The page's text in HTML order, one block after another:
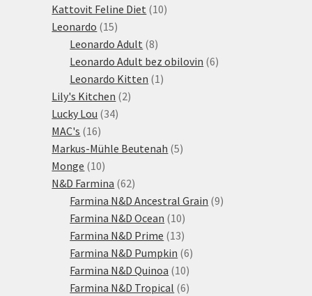
produktů
Kattovit Feline Diet 1010
Leonardo 1515
produktů
Leonardo Adult 88
produktů
Leonardo Adult bez obilovin 66
Leonardo Kitten 1 1
Lily's Kitchen 22
Lucky Lou 3434
MAC's 1616
produktů
Markus-Mühle Beutenah 55
Monge 1010
produktů
N&D Farmina 6262
produktů
Farmina N&D Ancestral Grain 99
Farmina N&D Ocean 1010
produktů
Farmina N&D Prime 1313
produktů
Farmina N&D Pumpkin 66
Farmina N&D Quinoa 1010
produktů
Farmina N&D Tropical 66